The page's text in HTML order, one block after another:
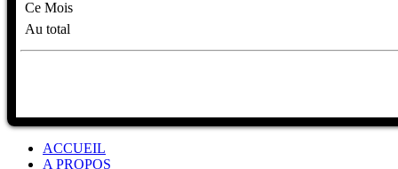
Ce Mois
Au total
ACCUEIL
A PROPOS